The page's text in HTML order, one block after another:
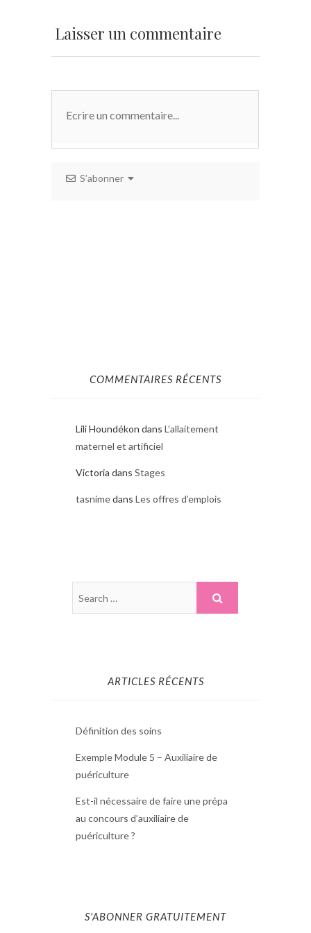
Laisser un commentaire
S’abonner
COMMENTAIRES RÉCENTS
Lili Houndékon dans L’allaitement
maternel et artificiel
Victoria dans Stages
tasnimedans Les offres d’emplois
ARTICLES RÉCENTS
Définition des soins
Exemple Module 5 – Auxiliaire de
puériculture
Est-il nécessaire de faire une prépa
au concours d’auxiliaire de
puériculture ?
S'ABONNER GRATUITEMENT